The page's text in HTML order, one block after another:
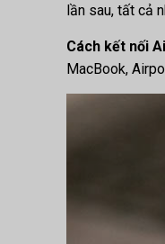
lần sau, tất cả
Cách kết nối
MacBook,